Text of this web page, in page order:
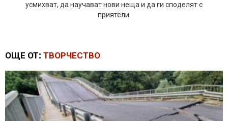
усмихват, да научават нови неща и да ги споделят с
приятели.
ОЩЕ ОТ: ТВОРЧЕСТВО